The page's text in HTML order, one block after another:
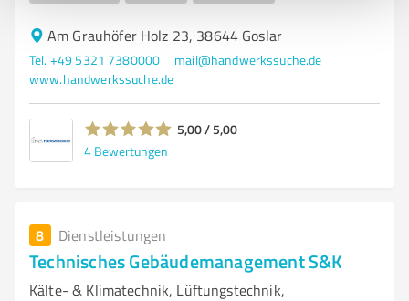
Am Grauhöfer Holz 23, 38644 Goslar
Tel. +49 5321 7380000
mail@handwerkssuche.de
www.handwerkssuche.de
5,00 / 5,00
4 Bewertungen
8 Dienstleistungen
Technisches Gebäudemanagement S&K
Kälte- & Klimatechnik, Lüftungstechnik,